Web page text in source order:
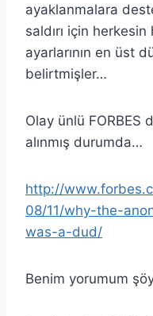
ayaklanmalara
saldırı için herkesin
ayarlarının en üst
belirtmişler…
Olay ünlü FORBES
alınmış durumda…
http://
08/11/why-the-
was-a-dud/
Benim yorumum